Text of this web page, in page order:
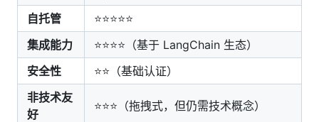
自托管
⭐⭐⭐⭐⭐
集成能力
⭐⭐⭐⭐（基于 LangChain 生态）
安全性
⭐⭐（基础认证）
非技术友
好
⭐⭐⭐（拖拽式，但仍需技术概念）